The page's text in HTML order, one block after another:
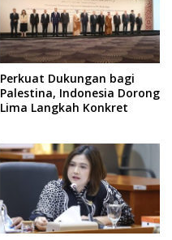
Perkuat Dukungan bagi
Palestina, Indonesia Dorong
Lima Langkah Konkret